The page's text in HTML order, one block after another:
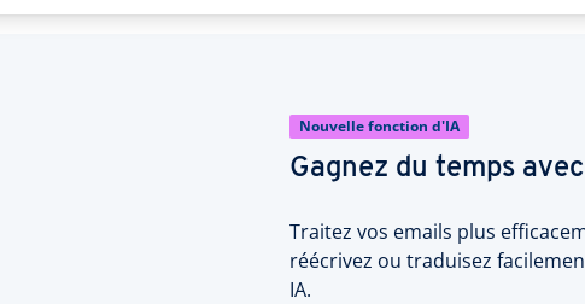
Nouvelle fonction d'IA
Gagnez du temps
Traitez vos emails plus
réécrivez ou traduisez
IA.